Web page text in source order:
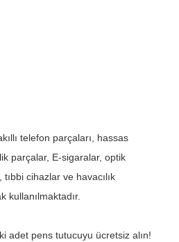
telefon parçaları, hassas
parçalar, E-sigaralar, optik
cihazlar ve havacılık
kullanılmaktadır.
adet pens tutucuyu ücretsiz alın!